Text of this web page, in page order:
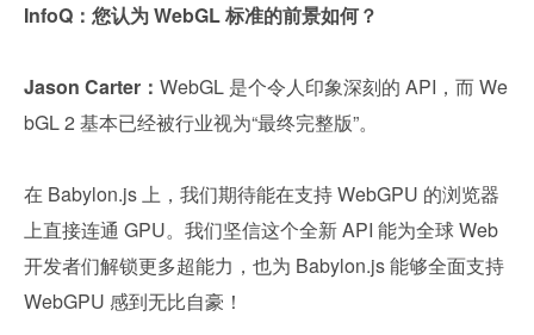
InfoQ：您认为 WebGL 标准的前景如何？
Jason Carter： WebGL 是个令人印象深刻的 API，而 We
bGL 2 基本已经被行业视为“最终完整版”。
在 Babylon.js 上，我们期待能在支持 WebGPU 的浏览器
上直接连通 GPU。我们坚信这个全新 API 能为全球 Web
开发者们解锁更多超能力，也为 Babylon.js 能够全面支持
WebGPU 感到无比自豪！